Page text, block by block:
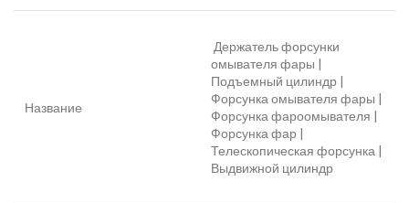
Название
Держатель форсунки
омывателя фары |
Подъемный цилиндр |
Форсунка омывателя фары |
Форсунка фароомывателя |
Форсунка фар |
Телескопическая форсунка |
Выдвижной цилиндр